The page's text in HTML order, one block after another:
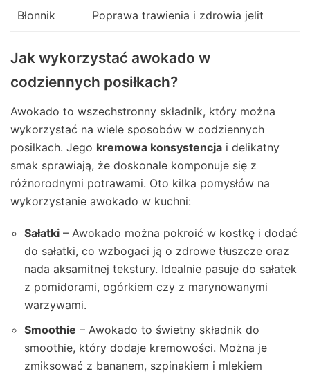
Błonnik Poprawa trawienia i zdrowia jelit
Jak wykorzystać awokado w
codziennych posiłkach?
Awokado to wszechstronny składnik, który można
wykorzystać na wiele sposobów w codziennych
posiłkach. Jego kremowa konsystencja i delikatny
smak sprawiają, że doskonale komponuje się z
różnorodnymi potrawami. Oto kilka pomysłów na
wykorzystanie awokado w kuchni:
Sałatki – Awokado można pokroić w kostkę i dodać
do sałatki, co wzbogaci ją o zdrowe tłuszcze oraz
nada aksamitnej tekstury. Idealnie pasuje do sałatek
z pomidorami, ogórkiem czy z marynowanymi
warzywami.
Smoothie – Awokado to świetny składnik do
smoothie, który dodaje kremowości. Można je
zmiksować z bananem, szpinakiem i mlekiem